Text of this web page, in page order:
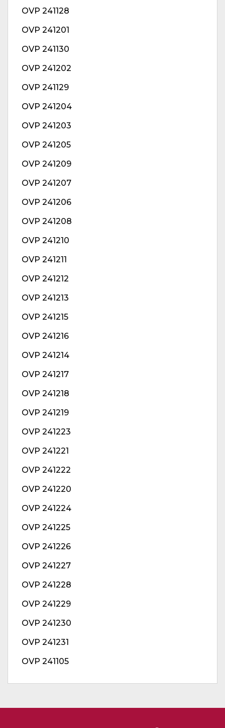
OVP 241128
OVP 241201
OVP 241130
OVP 241202
OVP 241129
OVP 241204
OVP 241203
OVP 241205
OVP 241209
OVP 241207
OVP 241206
OVP 241208
OVP 241210
OVP 241211
OVP 241212
OVP 241213
OVP 241215
OVP 241216
OVP 241214
OVP 241217
OVP 241218
OVP 241219
OVP 241223
OVP 241221
OVP 241222
OVP 241220
OVP 241224
OVP 241225
OVP 241226
OVP 241227
OVP 241228
OVP 241229
OVP 241230
OVP 241231
OVP 241105